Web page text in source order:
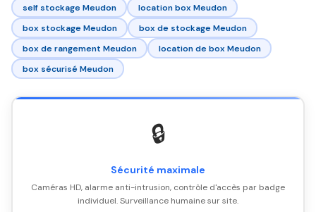
self stockage Meudon
location box Meudon
box stockage Meudon
box de stockage Meudon
box de rangement Meudon
location de box Meudon
box sécurisé Meudon
🔒
Sécurité maximale
Caméras HD, alarme anti-intrusion, contrôle d'accès par badge
individuel. Surveillance humaine sur site.